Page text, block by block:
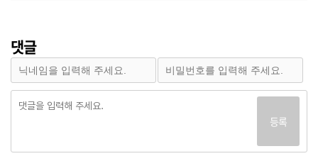
댓글
등록